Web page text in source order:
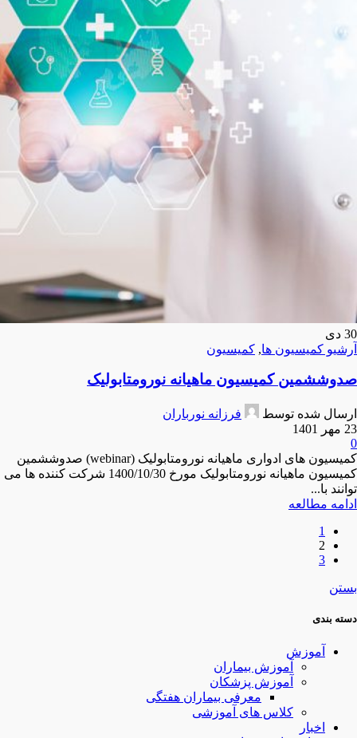
30 دی
آرشیو کمیسیون ها, کمیسیون
صدوششمین کمیسیون ماهیانه نورومتابولیک
ارسال شده توسط
فرزانه نورباران
23 مهر 1401
0
کمیسیون های ادواری ماهیانه نورومتابولیک (webinar) صدوششمین
کمیسیون ماهیانه نورومتابولیک مورخ 1400/10/30 شرکت کننده ها می
توانند با...
ادامه مطالعه
1
2
3
بستن
دسته بندی
آموزش
آموزش بیماران
آموزش پزشکان
معرفی بیماران هفتگی
کلاس های آموزشی
اخبار